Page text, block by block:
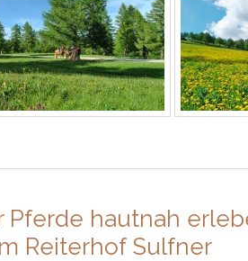
Pferde hautnah
Reiterhof Sulfner